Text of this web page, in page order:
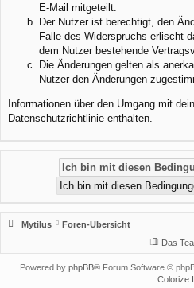
E-Mail mitgeteilt.
Der Nutzer ist berechtigt, den
Falle des Widerspruchs erlischt
dem Nutzer bestehende
Die Änderungen gelten als
Nutzer den Änderungen
Informationen über den Umgang mit
Datenschutzrichtlinie enthalten.
Mytilus Foren-Übersicht
Das
Powered by phpBB® Forum Software ©
Colorize